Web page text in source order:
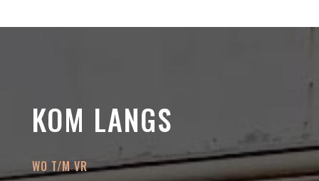
KOM LANGS
WO T/M VR